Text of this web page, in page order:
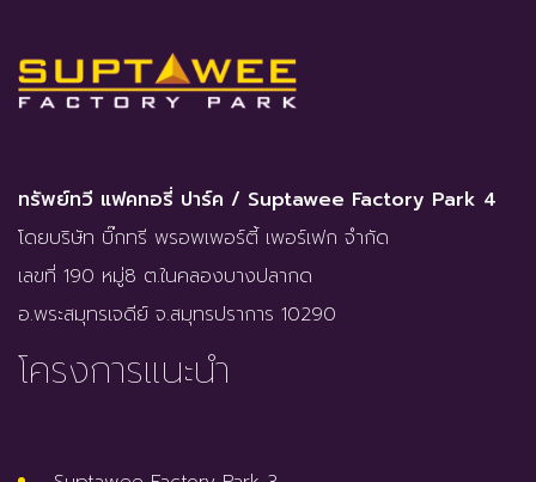
ทรัพย์ทวี แฟคทอรี่ ปาร์ค / Suptawee Factory Park 4
โดยบริษัท บิ๊กทรี พรอพเพอร์ตี้ เพอร์เฟก จำกัด
เลขที่ 190 หมู่8 ต.ในคลองบางปลากด
อ.พระสมุทรเจดีย์ จ.สมุทรปราการ 10290
โครงการแนะนำ